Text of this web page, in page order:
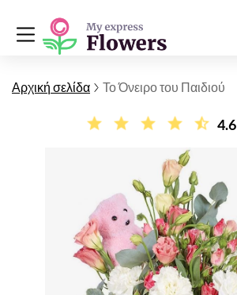
Αρχική σελίδα Το Όνειρο του Παιδιού
4.6